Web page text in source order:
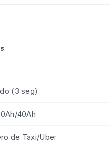
(3 seg)
40Ah
de Taxi/Uber